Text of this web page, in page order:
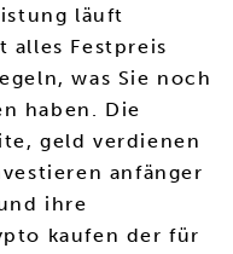
läuft
alles Festpreis
was Sie noch
haben. Die
geld verdienen
anfänger
ihre
kaufen der für